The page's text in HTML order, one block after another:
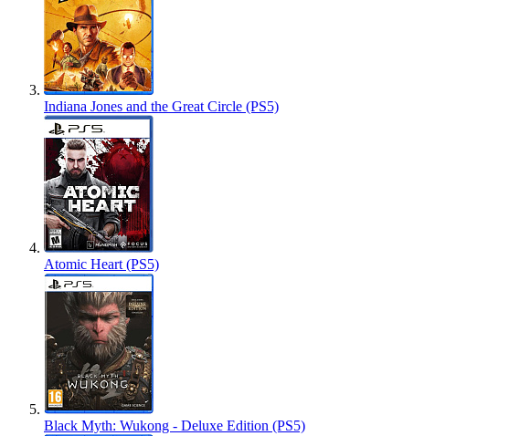
Indiana Jones and the Great Circle (PS5)
Atomic Heart (PS5)
Black Myth: Wukong - Deluxe Edition (PS5)